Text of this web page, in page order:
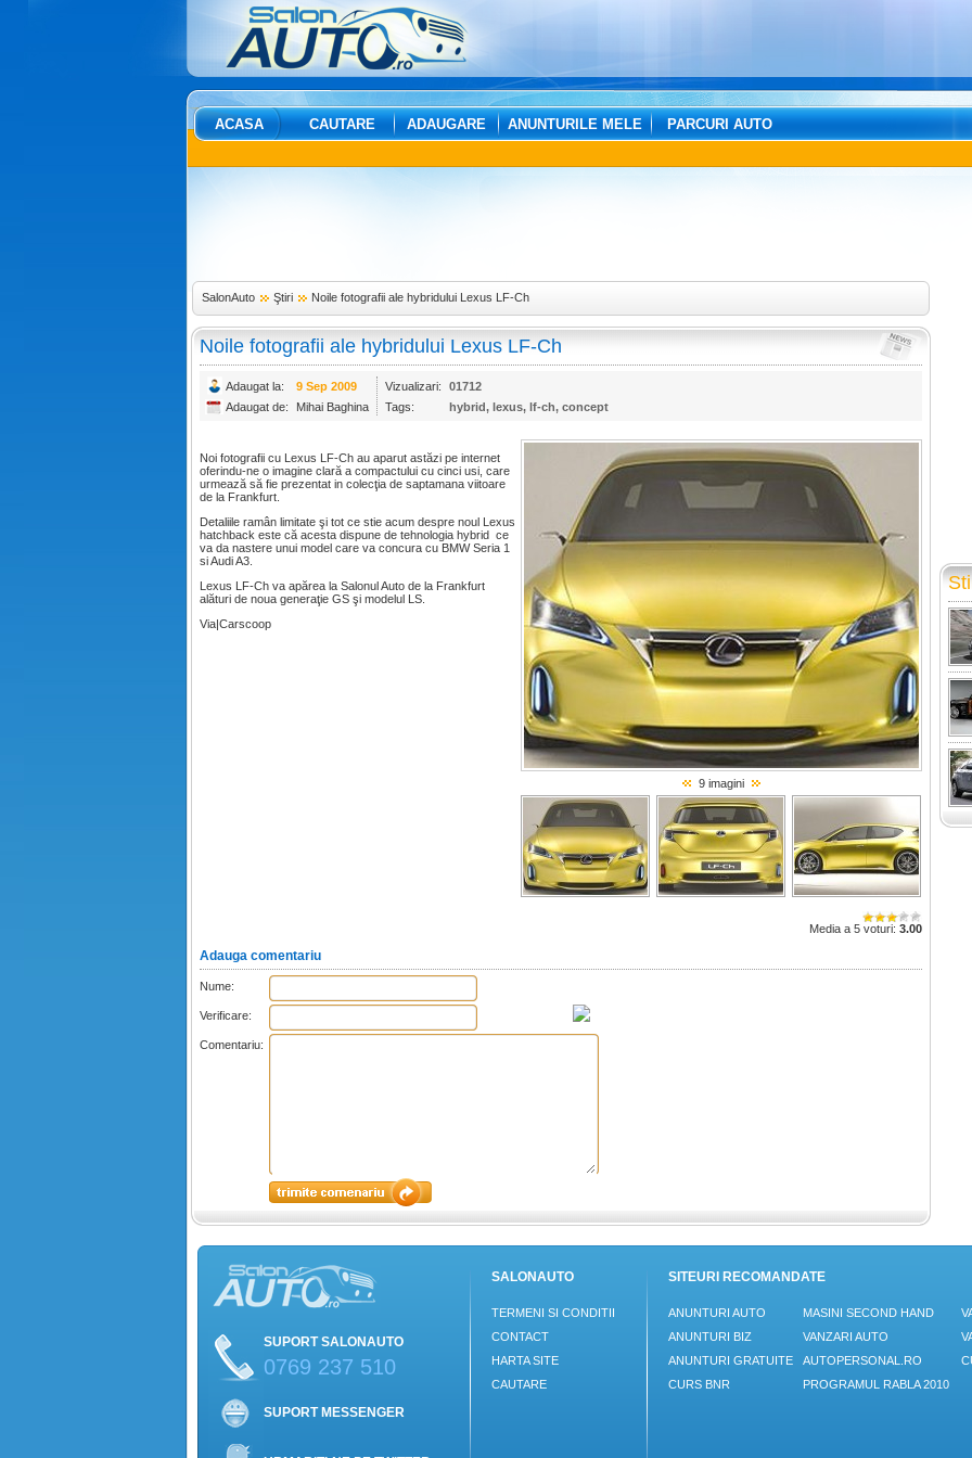
ACASA CAUTARE ADAUGARE ANUNTURILE MELE PARCURI AUTO
SalonAuto Ştiri Noile fotografii ale hybridului Lexus LF-Ch
Noile fotografii ale hybridului Lexus LF-Ch
Adaugat la: 9 Sep 2009 Vizualizari:
01712
Adaugat de:
Mihai Baghina Tags: hybrid, lexus, lf-ch, concept
9 imagini
Noi fotografii cu Lexus LF-Ch au aparut astăzi pe internet
oferindu-ne o imagine clară a compactului cu cinci usi, care
urmează să fie prezentat in colecţia de saptamana viitoare
de la Frankfurt.
Detaliile ramân limitate şi tot ce stie acum despre noul Lexus
hatchback este că acesta dispune de tehnologia hybrid ce
va da nastere unui model care va concura cu BMW Seria 1
si Audi A3.
Lexus LF-Ch va apărea la Salonul Auto de la Frankfurt
alături de noua generaţie GS şi modelul LS.
Via|Carscoop
Media a 5 voturi: 3.00
Adauga comentariu
Nume:
Verificare:
Comentariu:
SUPORT SALONAUTO
0769 237 510
SUPORT MESSENGER
SALONAUTO
TERMENI SI CONDITII
CONTACT
HARTA SITE
CAUTARE
SITEURI RECOMANDATE
ANUNTURI AUTO
ANUNTURI BIZ
ANUNTURI GRATUITE
CURS BNR
MASINI SECOND HAND
VANZARI AUTO
AUTOPERSONAL.RO
PROGRAMUL RABLA 2010